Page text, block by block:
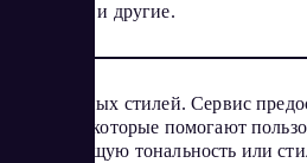
русский и другие.
15+ разных стилей. Сервис
стилей, которые помогают
подходящую тональность или